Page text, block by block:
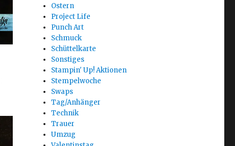
Ostern
Project Life
Punch Art
Schmuck
Schüttelkarte
Sonstiges
Stampin' Up! Aktionen
Stempelwoche
Swaps
Tag/Anhänger
Technik
Trauer
Umzug